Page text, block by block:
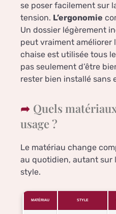
se poser facilement sur
tension. L’ergonomie
Un dossier légèrement
peut vraiment améliorer
chaise est utilisée tous
pas seulement d’être
rester bien installé sans
Quels
usage ?
Le matériau change
au quotidien, autant sur
style.
MATÉRIAU STYLE